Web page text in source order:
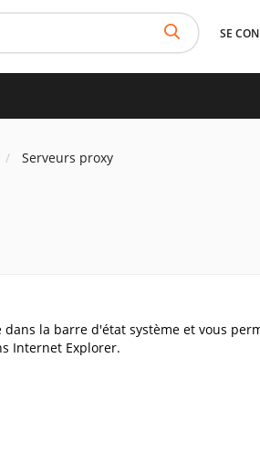
SE
Serveurs proxy
la barre d'état système et vous
Internet Explorer.